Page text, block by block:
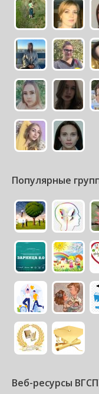
Популярные
Веб-ресурсы